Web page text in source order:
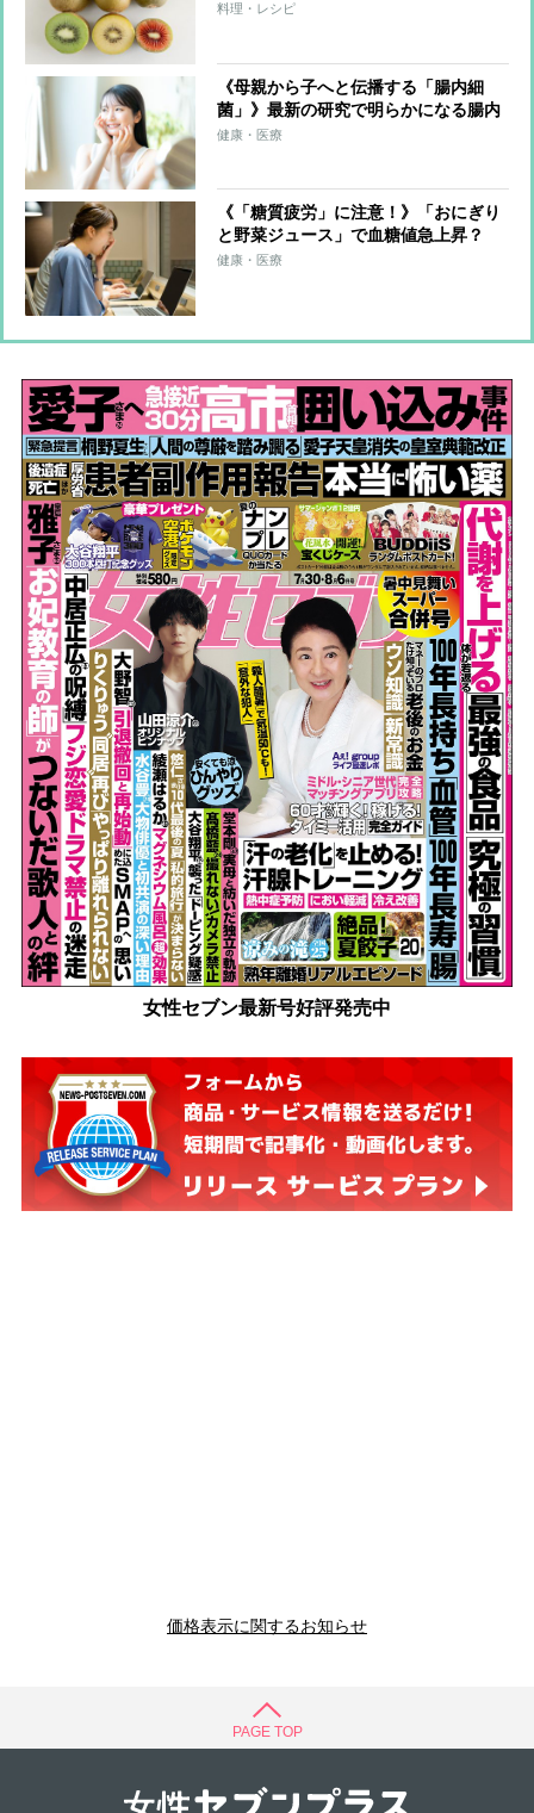
料理・レシピ
《母親から子へと伝播する「腸内細
菌」》最新の研究で明らかになる腸内
細菌と健康の関係「健康な人は腸内フ
健康・医療
《「糖質疲労」に注意！》「おにぎり
と野菜ジュース」で血糖値急上昇？
「低GI食品のそばならOK」は誤解だ
健康・医療
女性セブン最新号好評発売中
価格表示に関するお知らせ
PAGE TOP